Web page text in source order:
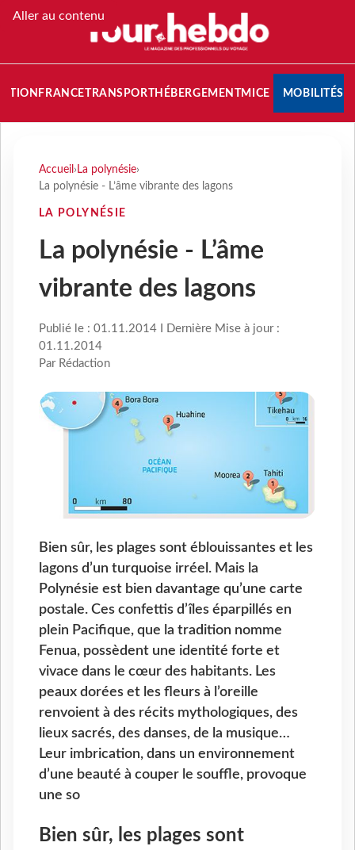
Aller au contenu
FRANCETRANSPORT HÉBERGEMENTMICE MOBILITÉS
Accueil › La polynésie›
La polynésie - L’âme vibrante des lagons
LA POLYNÉSIE
La polynésie - L’âme
vibrante des lagons
Publié le : 01.11.2014 I Dernière Mise à jour :
01.11.2014
Par Rédaction
Bien sûr, les plages sont éblouissantes et les
lagons d’un turquoise irréel. Mais la
Polynésie est bien davantage qu’une carte
postale. Ces confettis d’îles éparpillés en
plein Pacifique, que la tradition nomme
Fenua, possèdent une identité forte et
vivace dans le cœur des habitants. Les
peaux dorées et les fleurs à l’oreille
renvoient à des récits mythologiques, des
lieux sacrés, des danses, de la musique…
Leur imbrication, dans un environnement
d’une beauté à couper le souffle, provoque
une so
Bien sûr, les plages sont